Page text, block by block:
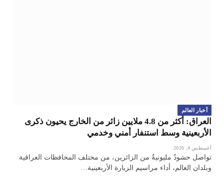
أخبار العالم
العراق: أكثر من 4.8 ملايين زائر من الخارج يحيون ذكرى
الأربعينية وسط استنفار أمني وخدمي
أغسطس 4, 2026
تواصل حشودٌ مليونيةٌ من الزائرين، من مختلف المحافظات العراقية
وبلدان العالم، أداء مراسيم الزيارة الأربعينية…